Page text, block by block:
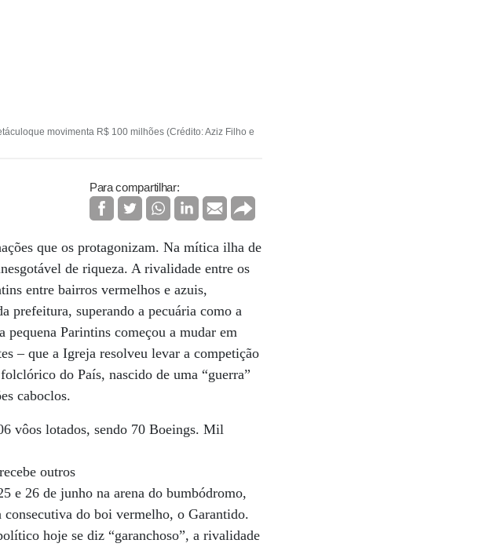
movimenta R$ 100 milhões (Crédito: Aziz Filho e
Para compartilhar:
que os protagonizam. Na mítica ilha de
de riqueza. A rivalidade entre os
entre bairros vermelhos e azuis,
prefeitura, superando a pecuária como a
Parintins começou a mudar em
– que a Igreja resolveu levar a competição
do País, nascido de uma “guerra”
caboclos.
vôos lotados, sendo 70 Boeings. Mil
outros
e 26 de junho na arena do bumbódromo,
do boi vermelho, o Garantido.
hoje se diz “garanchoso”, a rivalidade